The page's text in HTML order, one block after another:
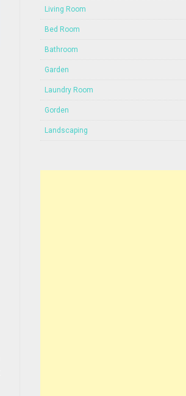
Living Room
Bed Room
Bathroom
Garden
Laundry Room
Gorden
Landscaping